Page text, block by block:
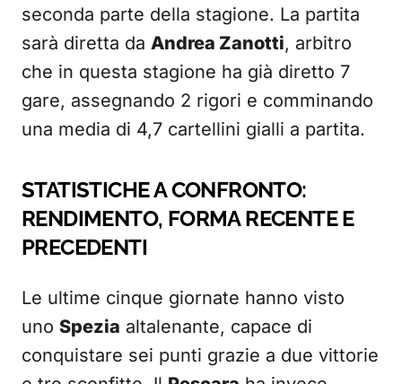
seconda parte della stagione. La partita
sarà diretta da Andrea Zanotti, arbitro
che in questa stagione ha già diretto 7
gare, assegnando 2 rigori e comminando
una media di 4,7 cartellini gialli a partita.
STATISTICHE A CONFRONTO:
RENDIMENTO, FORMA RECENTE E
PRECEDENTI
Le ultime cinque giornate hanno visto
uno Spezia altalenante, capace di
conquistare sei punti grazie a due vittorie